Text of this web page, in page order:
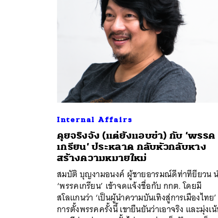
Internal Affairs
คุยจริงจัง (แต่ยังแอบขำ) กับ ‘พรรค
เกรียน’ ประหลาด กลับหัวกลับหาง
สร้างความหมายใหม่
สมบัติ บุญงามอนงค์ ผู้ชายอารมณ์ดีท่าทียียวน
‘พรรคเกรียน’ เข้าจดแจ้งชื่อกับ กกต. โดยมี
สโลแกนว่า ‘เป็นผู้นำความบันเทิงสู่การเมืองไทย’
การตั้งพรรคครั้งนี้ เขายืนยันว่าเอาจริง และมุ่งเ